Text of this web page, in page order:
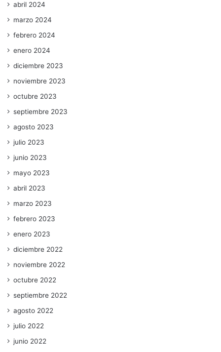
abril 2024
marzo 2024
febrero 2024
enero 2024
diciembre 2023
noviembre 2023
octubre 2023
septiembre 2023
agosto 2023
julio 2023
junio 2023
mayo 2023
abril 2023
marzo 2023
febrero 2023
enero 2023
diciembre 2022
noviembre 2022
octubre 2022
septiembre 2022
agosto 2022
julio 2022
junio 2022